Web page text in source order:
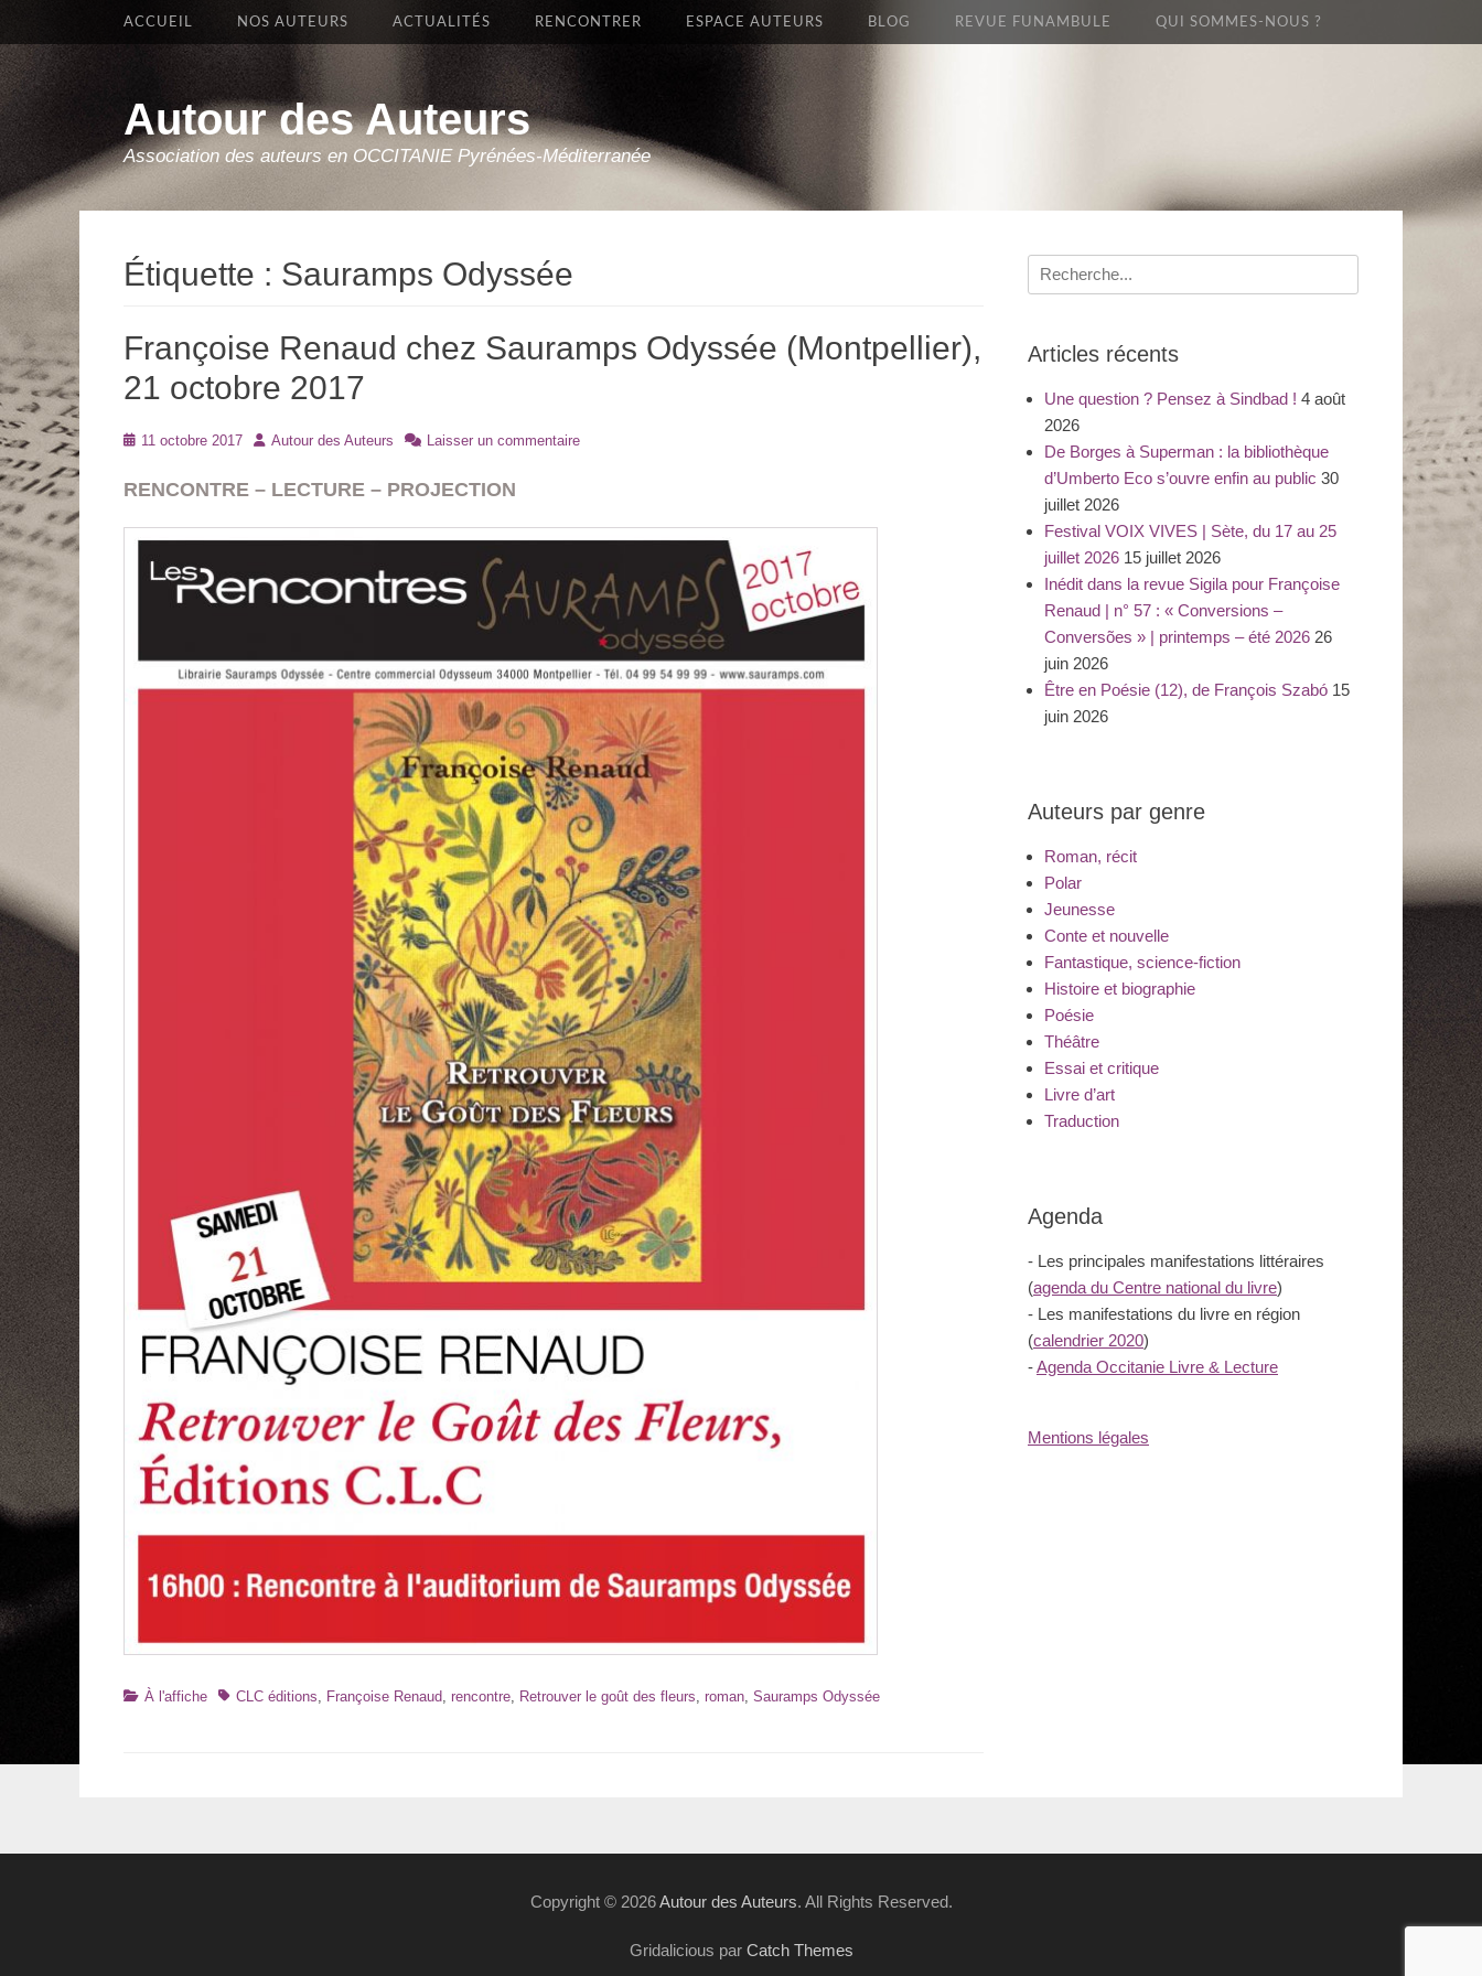
Autour des Auteurs
Association des auteurs en OCCITANIE Pyrénées-Méditerranée
Premier Menu
Aller
ACCUEIL NOS AUTEURS ACTUALITÉS RENCONTRER ESPACE AUTEURS BLOG REVUE FUNAMBULE QUI SOMMES-NOUS ?
Étiquette : Sauramps Odyssée
Françoise Renaud chez Sauramps Odyssée (Montpellier),
21 octobre 2017
Posté11 octobre 2017 Auteur
Autour des Auteurs Laisser un commentaire
RENCONTRE – LECTURE – PROJECTION
Catégories
À l'affiche TagsCLC éditions, Françoise Renaud, rencontre, Retrouver le goût des fleurs, roman, Sauramps Odyssée
Recherche
pour
Articles récents
Une question ? Pensez à Sindbad ! 4 août
2026
De Borges à Superman : la bibliothèque
d’Umberto Eco s’ouvre enfin au public 30
juillet 2026
Festival VOIX VIVES | Sète, du 17 au 25
juillet 2026 15 juillet 2026
Inédit dans la revue Sigila pour Françoise
Renaud | n° 57 : « Conversions –
Conversões » | printemps – été 2026 26
juin 2026
Être en Poésie (12), de François Szabó 15
juin 2026
Auteurs par genre
Roman, récit
Polar
Jeunesse
Conte et nouvelle
Fantastique, science-fiction
Histoire et biographie
Poésie
Théâtre
Essai et critique
Livre d’art
Traduction
Agenda
- Les principales manifestations littéraires
(agenda du Centre national du livre)
- Les manifestations du livre en région
(calendrier 2020)
-Agenda Occitanie Livre & Lecture
Mentions légales
Copyright © 2026Autour des Auteurs. All Rights Reserved.
Gridalicious par Catch Themes